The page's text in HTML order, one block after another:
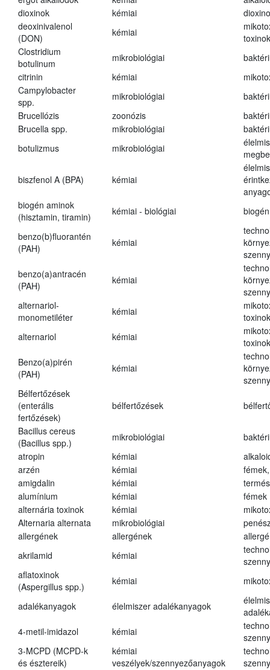
dioxinok
kémiai
deoxinivalenol
(DON)
kémiai
toxinok
Clostridium
botulinum
mikrobiológiai
citrinin
kémiai
Campylobacter
spp.
mikrobiológiai
Brucellózis
zoonózis
Brucella spp.
mikrobiológiai
botulizmus
mikrobiológiai
biszfenol A (BPA) kémiai
biogén aminok
(hisztamin, tiramin)
kémiai - biológiai
benzo(b)fluorantén
(PAH)
kémiai
benzo(a)antracén
(PAH)
kémiai
alternariol-
monometiléter
kémiai
toxinok
alternariol
kémiai
toxinok
Benzo(a)pirén
(PAH)
kémiai
Bélfertőzések
(enterális
fertőzések)
bélfertőzések
Bacillus cereus
(Bacillus spp.)
mikrobiológiai
atropin
kémiai
arzén
kémiai
amigdalin
kémiai
alumínium
kémiai
fémek
alternária toxinok
kémiai
Alternaria alternata
mikrobiológiai
allergének
allergének
akrilamid
kémiai
aflatoxinok
(Aspergillus spp.)
kémiai
adalékanyagok élelmiszer adalékanyagok
4-metil-imidazol
kémiai
3-MCPD (MCPD-k
és észtereik)
kémiai
veszélyek/szennyezőanyagok